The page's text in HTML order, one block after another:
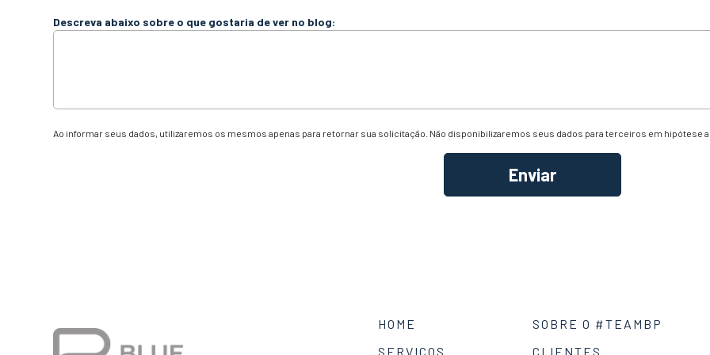
Descreva abaixo sobre o que gostaria de ver no blog:
Ao informar seus dados, utilizaremos os mesmos apenas para retornar sua solicitação. Não disponibilizaremos seus dados para terceiros em hipótese
HOME
SOBRE O #TEAMBP
SERVIÇOS
CLIENTES